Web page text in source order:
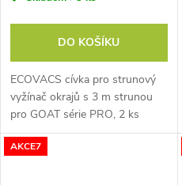
DO KOŠÍKU
ECOVACS cívka pro strunový
vyžínač okrajů s 3 m strunou
pro GOAT série PRO, 2 ks
AKCE7